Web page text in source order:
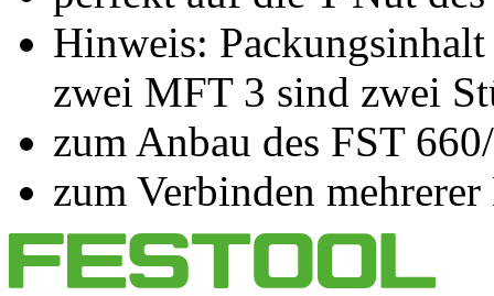
Hinweis:
zwei MFT 3 sind zwei
zum Anbau des FST
zum Verbinden